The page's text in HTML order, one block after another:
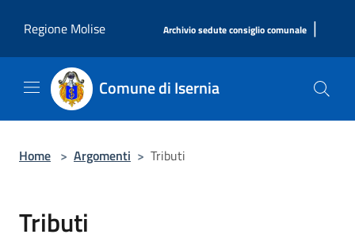
Regione Molise
Archivio sedute consiglio comunale |
Comune di Isernia
Home > Argomenti > Tributi
Tributi